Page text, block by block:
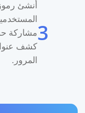
أنشئ
مشاركة
كشف
المرور.